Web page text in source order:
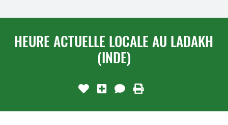
HEURE ACTUELLE LOCALE AU LADAKH
(INDE)